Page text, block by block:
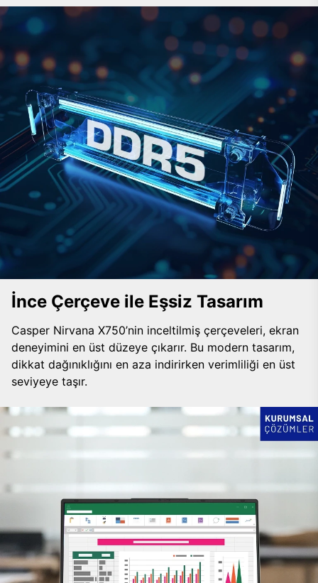
İnce Çerçeve ile Eşsiz Tasarım
Casper Nirvana X750’nin inceltilmiş çerçeveleri, ekran
deneyimini en üst düzeye çıkarır. Bu modern tasarım,
dikkat dağınıklığını en aza indirirken verimliliği en üst
seviyeye taşır.